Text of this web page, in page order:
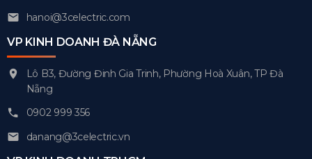
hanoi@3celectric.com
VP KINH DOANH ĐÀ NẴNG
Lô B3, Đường Đinh Gia Trinh, Phường Hoà Xuân, TP Đà
Nẵng
0902 999 356
danang@3celectric.vn